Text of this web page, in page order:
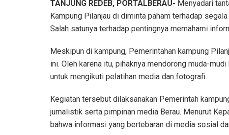
TANJUNG REDEB, PORTALBERAU- Menyadari
Kampung Pilanjau di diminta paham terhadap
Salah satunya terhadap pentingnya memahami
Meskipun di kampung, Pemerintahan kampung
ini. Oleh karena itu, pihaknya mendorong muda-
untuk mengikuti pelatihan media dan fotografi.
Kegiatan tersebut dilaksanakan Pemerintah
jurnalistik serta pimpinan media Berau. Menurut
bahwa informasi yang bertebaran di media sosial